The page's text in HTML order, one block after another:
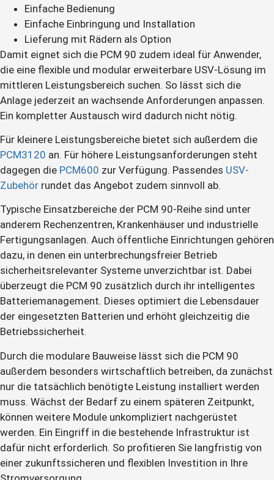
Einfache Bedienung
Einfache Einbringung und Installation
Lieferung mit Rädern als Option
Damit eignet sich die PCM 90 zudem ideal für Anwender,
die eine flexible und modular erweiterbare USV-Lösung im
mittleren Leistungsbereich suchen. So lässt sich die
Anlage jederzeit an wachsende Anforderungen anpassen.
Ein kompletter Austausch wird dadurch nicht nötig.
Für kleinere Leistungsbereiche bietet sich außerdem die
PCM3120 an. Für höhere Leistungsanforderungen steht
dagegen die PCM600 zur Verfügung. Passendes USV-
Zubehör rundet das Angebot zudem sinnvoll ab.
Typische Einsatzbereiche der PCM 90-Reihe sind unter
anderem Rechenzentren, Krankenhäuser und industrielle
Fertigungsanlagen. Auch öffentliche Einrichtungen gehören
dazu, in denen ein unterbrechungsfreier Betrieb
sicherheitsrelevanter Systeme unverzichtbar ist. Dabei
überzeugt die PCM 90 zusätzlich durch ihr intelligentes
Batteriemanagement. Dieses optimiert die Lebensdauer
der eingesetzten Batterien und erhöht gleichzeitig die
Betriebssicherheit.
Durch die modulare Bauweise lässt sich die PCM 90
außerdem besonders wirtschaftlich betreiben, da zunächst
nur die tatsächlich benötigte Leistung installiert werden
muss. Wächst der Bedarf zu einem späteren Zeitpunkt,
können weitere Module unkompliziert nachgerüstet
werden. Ein Eingriff in die bestehende Infrastruktur ist
dafür nicht erforderlich. So profitieren Sie langfristig von
einer zukunftssicheren und flexiblen Investition in Ihre